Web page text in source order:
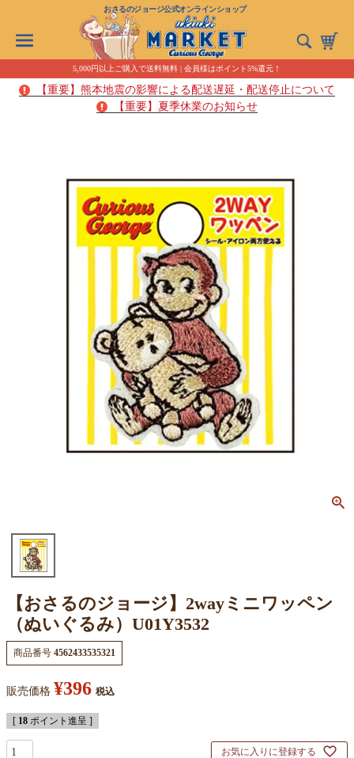
おさるのジョージ公式オンラインショップ
5,000円以上ご購入で送料無料 | 会員様はポイント5%還元！
【重要】熊本地震の影響による配送遅延・配送停止について
【重要】夏季休業のお知らせ
【おさるのジョージ】2wayミニワッペン
（ぬいぐるみ）U01Y3532
商品番号 4562433535321
販売価格 ¥396 税込
[ 18 ポイント進呈 ]
お気に入りに登録する